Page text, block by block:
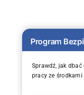
Program
Sprawdź, jak
pracy ze